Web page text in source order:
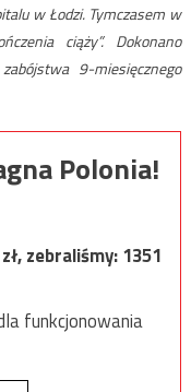
w Łodzi. Tymczasem w
ciąży”. Dokonano
9-miesięcznego
Polonia!
zł, zebraliśmy:1351
funkcjonowania